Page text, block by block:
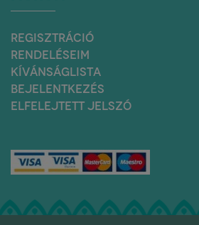
REGISZTRÁCIÓ
RENDELÉSEIM
KÍVÁNSÁGLISTA
BEJELENTKEZÉS
ELFELEJTETT JELSZÓ